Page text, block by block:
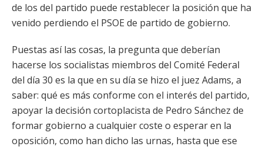
de los del partido puede restablecer la posición que ha
venido perdiendo el PSOE de partido de gobierno.
Puestas así las cosas, la pregunta que deberían
hacerse los socialistas miembros del Comité Federal
del día 30 es la que en su día se hizo el juez Adams, a
saber: qué es más conforme con el interés del partido,
apoyar la decisión cortoplacista de Pedro Sánchez de
formar gobierno a cualquier coste o esperar en la
oposición, como han dicho las urnas, hasta que ese